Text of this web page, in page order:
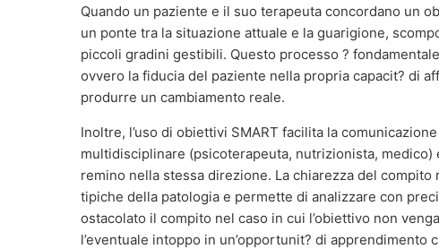
Quando un paziente e il suo terapeuta concordano un
un ponte tra la situazione attuale e la guarigione,
piccoli gradini gestibili. Questo processo ?
ovvero la fiducia del paziente nella propria capacit? di
produrre un cambiamento reale.
Inoltre, l’uso di obiettivi SMART facilita la
multidisciplinare (psicoterapeuta, nutrizionista,
remino nella stessa direzione. La chiarezza del
tipiche della patologia e permette di analizzare con
ostacolato il compito nel caso in cui l’obiettivo non
l’eventuale intoppo in un’opportunit? di apprendimento